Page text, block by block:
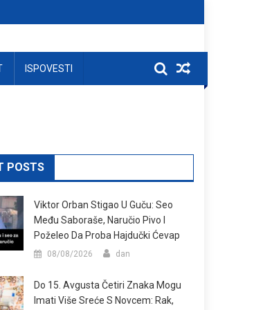
ISPOVESTI
POSTS
Viktor Orban Stigao U Guču: Seo
Među Saboraše, Naručio Pivo I
Poželeo Da Proba Hajdučki Ćevap
08/08/2026 dan
Do 15. Avgusta Četiri Znaka Mogu
Imati Više Sreće S Novcem: Rak,